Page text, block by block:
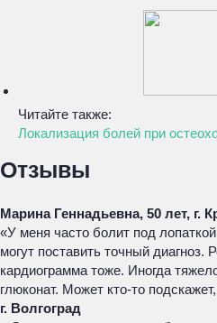
Читайте также:
Локализация болей при
Отзывы
Марина Геннадьевна, 50 лет, г.
«У меня часто болит под
могут поставить точный диагноз.
кардиограмма тоже. Иногда
глюконат. Может кто-то
г. Волгоград